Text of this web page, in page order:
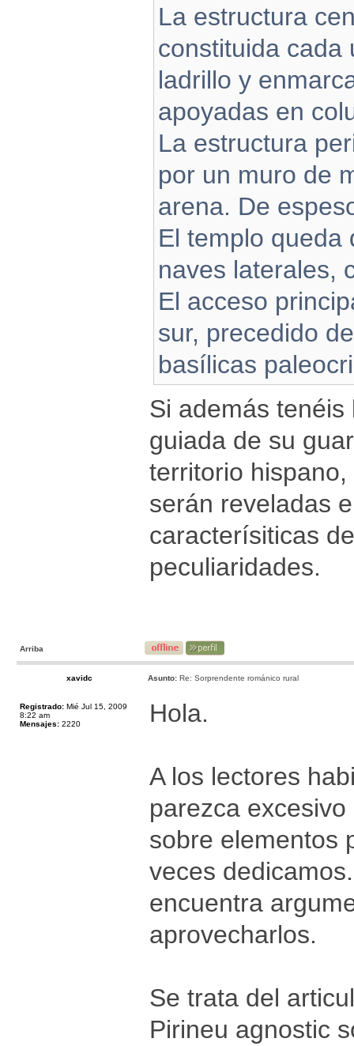
La estructura
constituida cada
ladrillo y
apoyadas en
La estructura
por un muro de
arena. De
El templo queda
naves laterales,
El acceso
sur, precedido
basílicas
Si además
guiada de su
territorio
serán reveladas
caracterísiticas
peculiaridades.
Arriba
xavidc Asunto: Re: Sorprendente románico rural
Registrado: Mié Jul 15, 2009
8:22 am
Mensajes: 2220 Hola.
A los lectores
parezca
sobre elementos
veces
encuentra
aprovecharlos.
Se trata del
Pirineu agnostic